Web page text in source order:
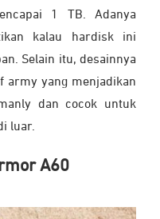
1 TB. Adanya
kalau hardisk ini
Selain itu, desainnya
army yang menjadikan
dan cocok untuk
luar.
A60